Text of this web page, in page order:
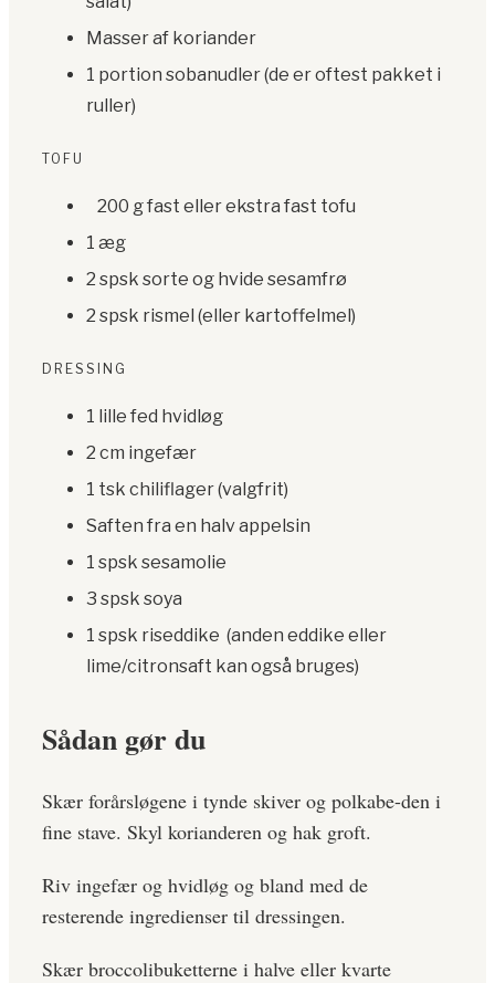
Masser af koriander
1 portion sobanudler (de er oftest pakket i
ruller)
TOFU
200 g fast eller ekstra fast tofu
1 æg
2 spsk sorte og hvide sesamfrø
2 spsk rismel (eller kartoffelmel)
DRESSING
1 lille fed hvidløg
2 cm ingefær
1 tsk chiliflager (valgfrit)
Saften fra en halv appelsin
1 spsk sesamolie
3 spsk soya
1 spsk riseddike (anden eddike eller
lime/citronsaft kan også bruges)
Sådan gør du
Skær forårsløgene i tynde skiver og polkabe-den i
fine stave. Skyl korianderen og hak groft.
Riv ingefær og hvidløg og bland med de
resterende ingredienser til dressingen.
Skær broccolibuketterne i halve eller kvarte